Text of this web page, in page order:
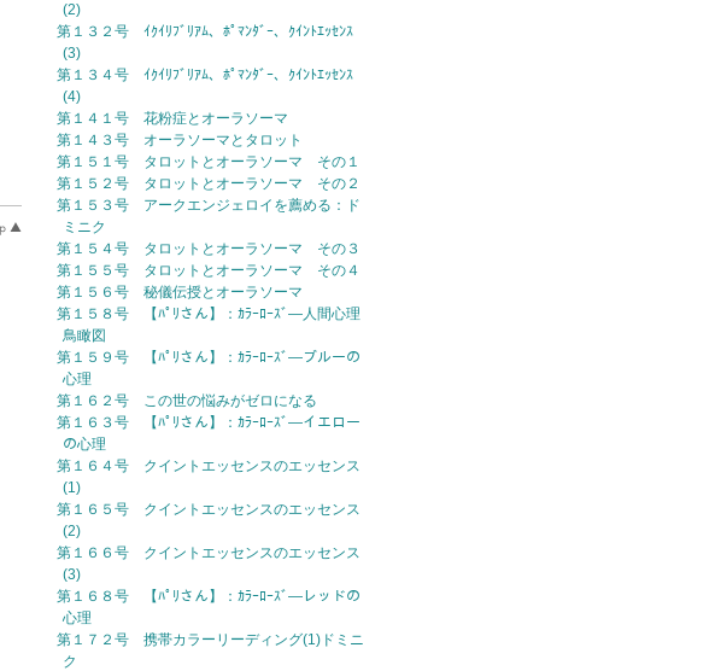
(2)
第１３２号 ｲｸｲﾘﾌﾞﾘｱﾑ、ﾎﾟﾏﾝﾀﾞｰ、ｸｲﾝﾄｴｯｾﾝｽ
(3)
第１３４号 ｲｸｲﾘﾌﾞﾘｱﾑ、ﾎﾟﾏﾝﾀﾞｰ、ｸｲﾝﾄｴｯｾﾝｽ
(4)
第１４１号 花粉症とオーラソーマ
第１４３号 オーラソーマとタロット
第１５１号 タロットとオーラソーマ その１
第１５２号 タロットとオーラソーマ その２
第１５３号 アークエンジェロイを薦める：ド
ミニク
第１５４号 タロットとオーラソーマ その３
第１５５号 タロットとオーラソーマ その４
第１５６号 秘儀伝授とオーラソーマ
第１５８号 【ﾊﾟﾘさん】：ｶﾗｰﾛｰｽﾞ—人間心理
鳥瞰図
第１５９号 【ﾊﾟﾘさん】：ｶﾗｰﾛｰｽﾞ—ブルーの
心理
第１６２号 この世の悩みがゼロになる
第１６３号 【ﾊﾟﾘさん】：ｶﾗｰﾛｰｽﾞ—イエロー
の心理
第１６４号 クイントエッセンスのエッセンス
(1)
第１６５号 クイントエッセンスのエッセンス
(2)
第１６６号 クイントエッセンスのエッセンス
(3)
第１６８号 【ﾊﾟﾘさん】：ｶﾗｰﾛｰｽﾞ—レッドの
心理
第１７２号 携帯カラーリーディング(1)ドミニ
ク